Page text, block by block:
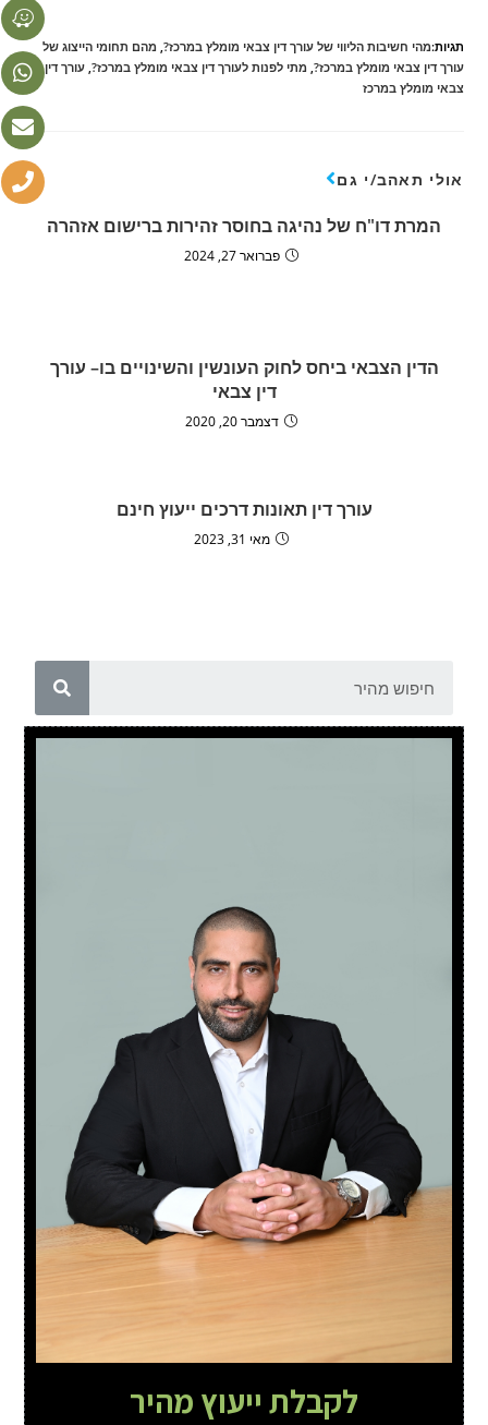
תגיות:מהי חשיבות הליווי של עורך דין צבאי מומלץ במרכז?, מהם תחומי הייצוג של
עורך דין צבאי מומלץ במרכז?, מתי לפנות לעורך דין צבאי מומלץ במרכז?, עורך דין
צבאי מומלץ במרכז
אולי תאהב/י גם
המרת דו"ח של נהיגה בחוסר זהירות ברישום אזהרה
פברואר 27, 2024
הדין הצבאי ביחס לחוק העונשין והשינויים בו– עורך
דין צבאי
דצמבר 20, 2020
עורך דין תאונות דרכים ייעוץ חינם
מאי 31, 2023
לקבלת ייעוץ מהיר